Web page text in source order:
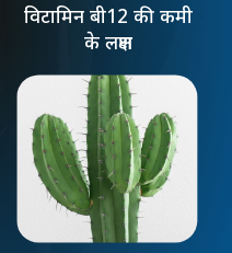
विटामिन बी12 की कमी
के लक्षण